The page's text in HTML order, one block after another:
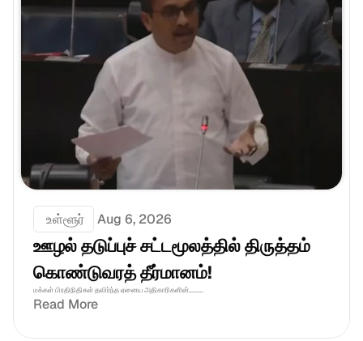
உள்ளூர் Aug 6, 2026
ஊழல் தடுப்புச் சட்டமூலத்தில் திருத்தம்
கொண்டுவரத் தீர்மானம்!
மக்கள் பிரதிநிதிகள் தவிர்ந்த ஏனைய அதிகாரிகளின்.........
Read More